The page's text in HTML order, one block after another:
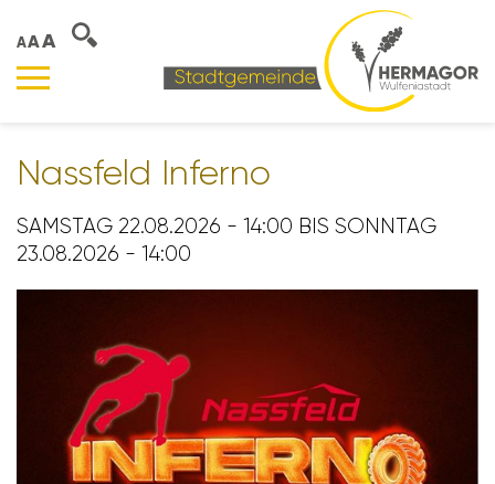
AAA
Nass­feld Inferno
SAMSTAG 22.08.2026 - 14:00 BIS SONNTAG
23.08.2026 - 14:00